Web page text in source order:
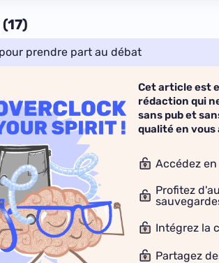
prendre part au débat
Cet article est
rédaction qui
sans pub et
qualité en
Accédez
Profitez
Intégrez la
Partagez